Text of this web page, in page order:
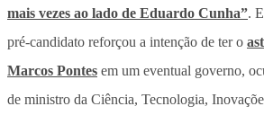
mais vezes ao lado de Eduardo Cunha”.
pré-candidato reforçou a intenção de ter o
Marcos Pontes em um eventual governo,
de ministro da Ciência, Tecnologia,